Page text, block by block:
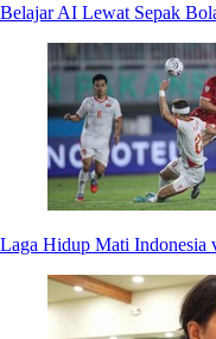
Belajar AI Lewat Sepak
Laga Hidup Mati Indonesia